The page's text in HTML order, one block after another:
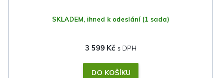
SKLADEM, ihned k odeslání (1 sada)
3 599 Kč
DO KOŠÍKU